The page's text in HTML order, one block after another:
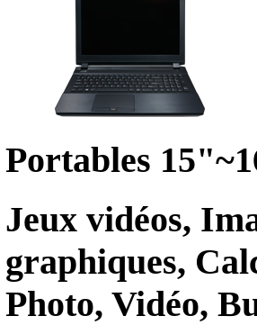
Portables
Jeux vidéos,
graphiques,
Photo, Vidéo,